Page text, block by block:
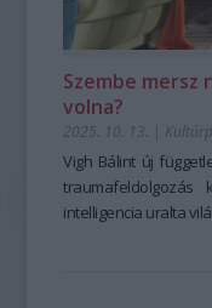
Szembe mersz
volna?
2025. 10. 13. |
Vigh Bálint új
traumafeldolgozás
intelligencia uralta